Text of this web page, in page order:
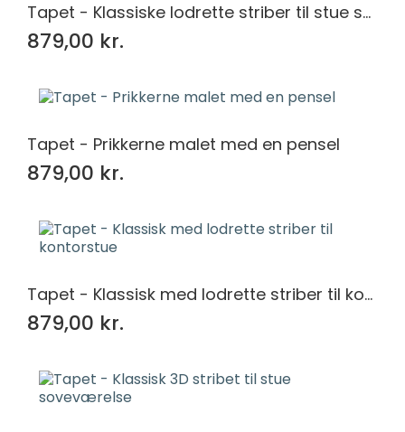
Tapet - Klassiske lodrette striber til stue soveværelse
879,00 kr.
Tapet - Prikkerne malet med en pensel
879,00 kr.
Tapet - Klassisk med lodrette striber til kontorstue
879,00 kr.